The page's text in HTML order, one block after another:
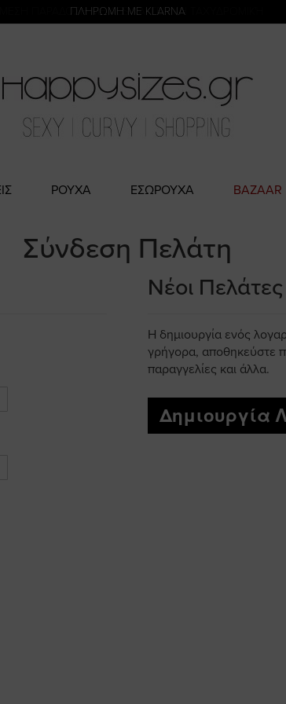
ΠΛΗΡΩΜΗ ΜΕ KLARNA
ΠΑΡΑΔΟΣΗ ΜΕ ACS ΚΑΙ ΓΕΝΙΚΗ ΤΑΧΥΔΡΟΜΙΚΉ
ΡΟΥΧΑ ΕΣΩΡΟΥΧΑ BAZAAR
Σύνδεση Πελάτη
Νέοι Πελάτες
Η δημιουργία ενός
γρήγορα, αποθηκεύστε
παραγγελίες και άλλα.
Δημιουργία